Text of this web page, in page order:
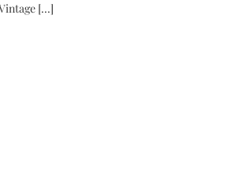
[...]